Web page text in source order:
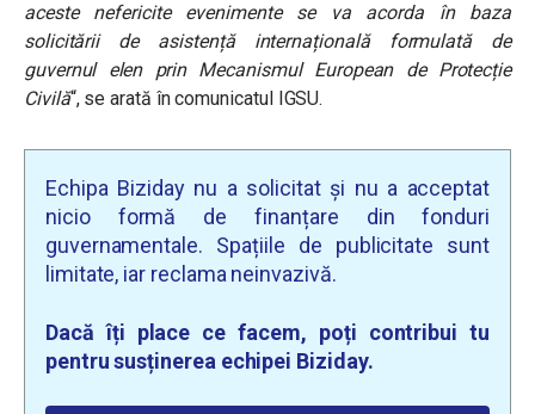
aceste nefericite evenimente se va acorda în baza
solicitării de asistență internațională formulată de
guvernul elen prin Mecanismul European de Protecție
Civilă“, se arată în comunicatul IGSU.
Echipa Biziday nu a solicitat și nu a acceptat
nicio formă de finanțare din fonduri
guvernamentale. Spațiile de publicitate sunt
limitate, iar reclama neinvazivă.
Dacă îți place ce facem, poți contribui tu
pentru susținerea echipei Biziday.